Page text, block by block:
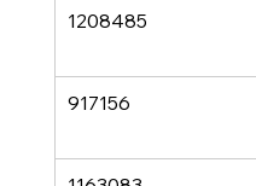
1208485
917156